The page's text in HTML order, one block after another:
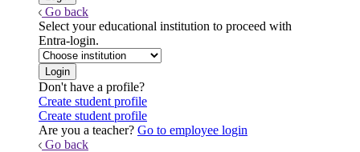
Go back
Select your educational institution to proceed with
Entra-login.
Don't have a profile?
Create student profile
Create student profile
Are you a teacher? Go to employee login
Go back